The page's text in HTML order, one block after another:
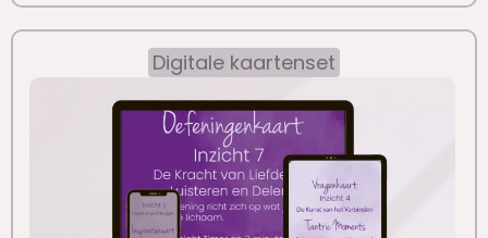
Digitale kaartenset